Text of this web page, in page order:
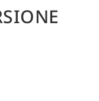
giubbotti di
(220V) e bagno
dedicato, che
durante
possono